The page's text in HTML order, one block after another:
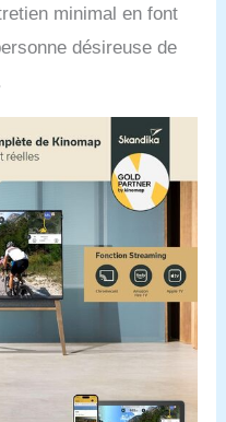
minimal en font
désireuse de